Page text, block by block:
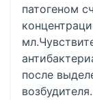
патогеном
после